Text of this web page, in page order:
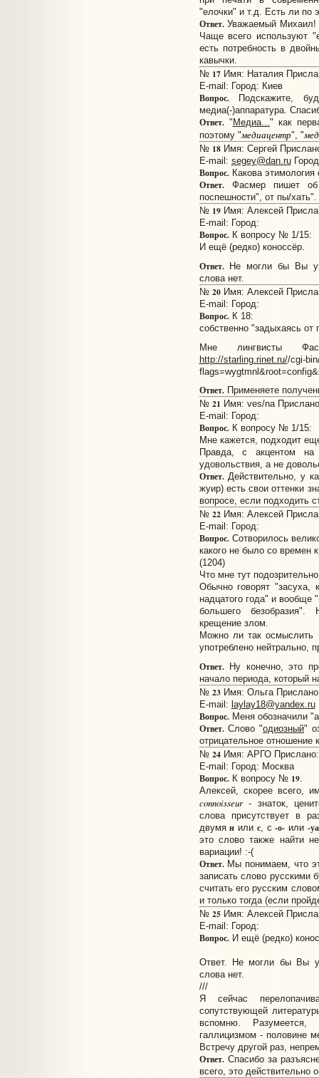
"елочки" и т.д. Есть ли по
Ответ.Уважаемый Михаил!
Чаще всего используют
есть потребность в
кавычки.
№ 17Имя: Наталия
E-mail: Город: Киев
Вопрос.Подскажите,
медиа(-)аппаратура.
Ответ." Медиа..." как
поэтому "медиацентр", "
№ 18Имя: Сергей
E-mail: segey@dan.ru
Вопрос.Какова этимология
Ответ.Фасмер пишет об
поспешности", от пы/хать".
№ 19Имя: Алексей
E-mail: Город:
Вопрос.К вопросу № 1/15:
И ещё (редко) коноссёр.
Ответ.Не могли бы Вы
слова нет.
№ 20Имя: Алексей
E-mail: Город:
Вопрос.К 18:
собственно "задыхаясь от
Мне лингвисты
http://starling.rinet.ru//cgi-
Ответ.Применяете
№ 21 Имя: ves/na
E-mail: Город:
Вопрос.К вопросу № 1/15:
Мне кажется, подходит
Правда, с акцентом
удовольствия, а не
Ответ.Действительно, у
жуир) есть свои оттенки
вопросе, если подходить
№ 22Имя: Алексей
E-mail: Город:
Вопрос.Сотворилось
какого не было со времен
(1204)
Что мне тут
Обычно говорят "засуха,
надцатого года" и вообще
большего
крещение злом.
Можно ли так осмыслить
употреблено нейтрально,
Ответ.Ну конечно, это
начало периода, который
№ 23Имя: Ольга
E-mail: laylay18@yandex.ru
Вопрос.Меня обозначили
Ответ.Слово "одиозный"
отрицательное отношение
№ 24Имя: АРГО Прислано:
E-mail: Город: Москва
Вопрос.К вопросу № 19.
Алексей, скорее всего,
connoisseur- знаток,
слова присутствует в
двумян или с, с-о- или -
это слово также найти
вариации! :-(
Ответ.Мы понимаем, что
записать слово русскими
считать его русским
и только тогда (если
№ 25Имя: Алексей
E-mail: Город:
Вопрос.И ещё (редко)
Ответ. Не могли бы Вы
слова нет.
///
Я сейчас
сопутствующей
вспомню.
галлицизмом - половине
Встречу другой раз,
Ответ.Спасибо за
всего, это действительно